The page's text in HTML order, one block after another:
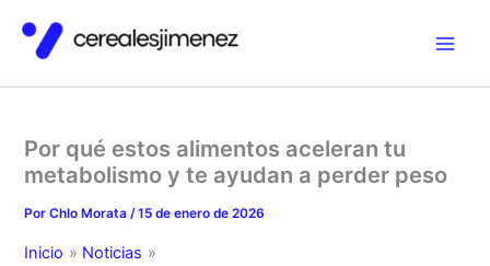
contenido
Por qué estos alimentos aceleran tu
metabolismo y te ayudan a perder peso
PorChlo Morata /15 de enero de 2026
Inicio
Noticias